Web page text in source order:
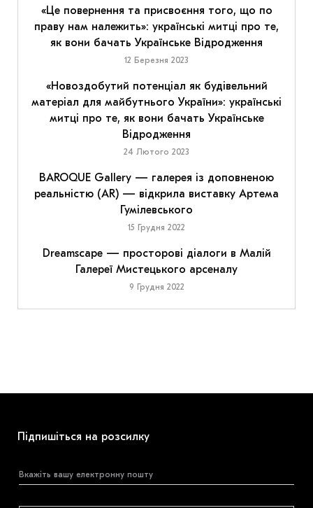
«Це повернення та присвоєння того, що по
праву нам належить»: українські митці про те,
як вони бачать Українське Відродження
12 Березня 2023
«Новоздобутий потенціал як будівельний
матеріал для майбутнього України»: українські
митці про те, як вони бачать Українське
Відродження
24 Лютого 2023
BAROQUE Gallery — галерея із доповненою
реальністю (AR) — відкрила виставку Артема
Гумілевського
15 Грудня 2022
Dreamscape — просторові діалоги в Малій
Галереї Мистецького арсеналу
9 Грудня 2022
Підпишіться на розсилку